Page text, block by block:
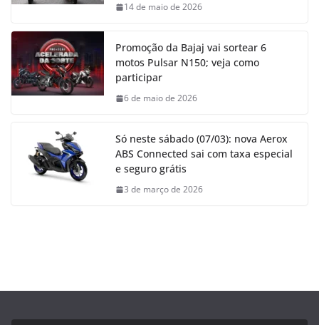
14 de maio de 2026
Promoção da Bajaj vai sortear 6
motos Pulsar N150; veja como
participar
6 de maio de 2026
Só neste sábado (07/03): nova Aerox
ABS Connected sai com taxa especial
e seguro grátis
3 de março de 2026